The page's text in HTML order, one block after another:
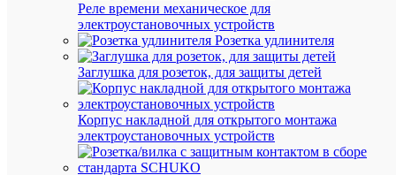
Реле времени механическое для
электроустановочных устройств
Розетка удлинителя
Заглушка для розеток, для защиты детей
Корпус накладной для открытого монтажа
электроустановочных устройств
50